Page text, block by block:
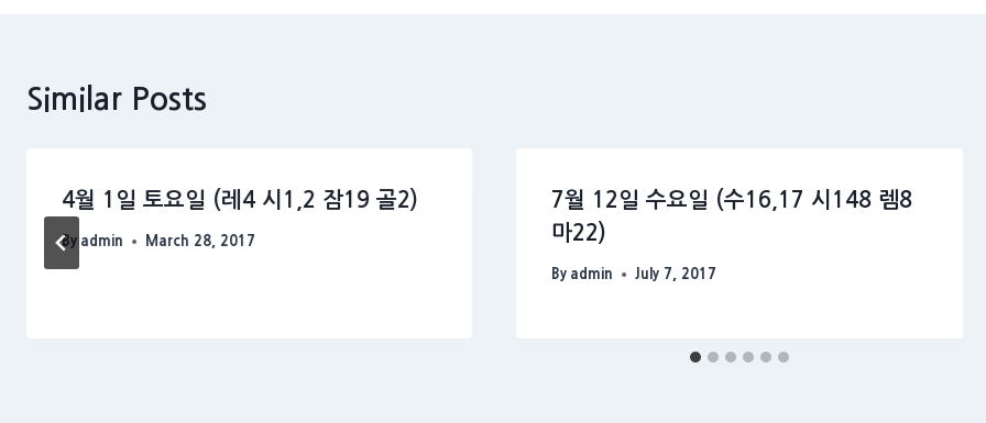
Similar Posts
4월 1일 토요일 (레4 시1,2 잠19 골2)
By admin March 28, 2017
7월 12일 수요일 (수16,17 시148 렘8
마22)
By admin July 7, 2017